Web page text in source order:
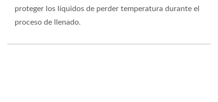
proteger los líquidos de perder temperatura durante el
proceso de llenado.